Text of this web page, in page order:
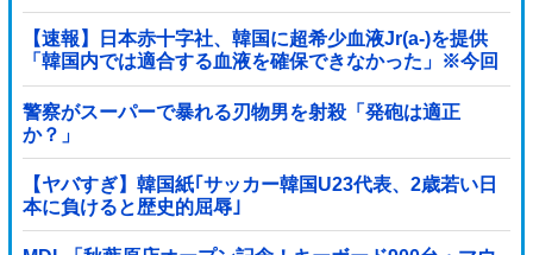
【速報】日本赤十字社、韓国に超希少血液Jr(a-)を提供
「韓国内では適合する血液を確保できなかった」※今回
で4回目
警察がスーパーで暴れる刃物男を射殺「発砲は適正
か？」
【ヤバすぎ】韓国紙｢サッカー韓国U23代表、2歳若い日
本に負けると歴史的屈辱｣